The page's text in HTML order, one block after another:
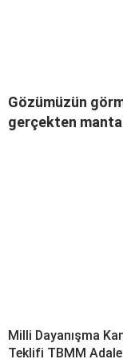
Gözümüzün
gerçekten
Milli Dayanışma
Teklifi TBMM